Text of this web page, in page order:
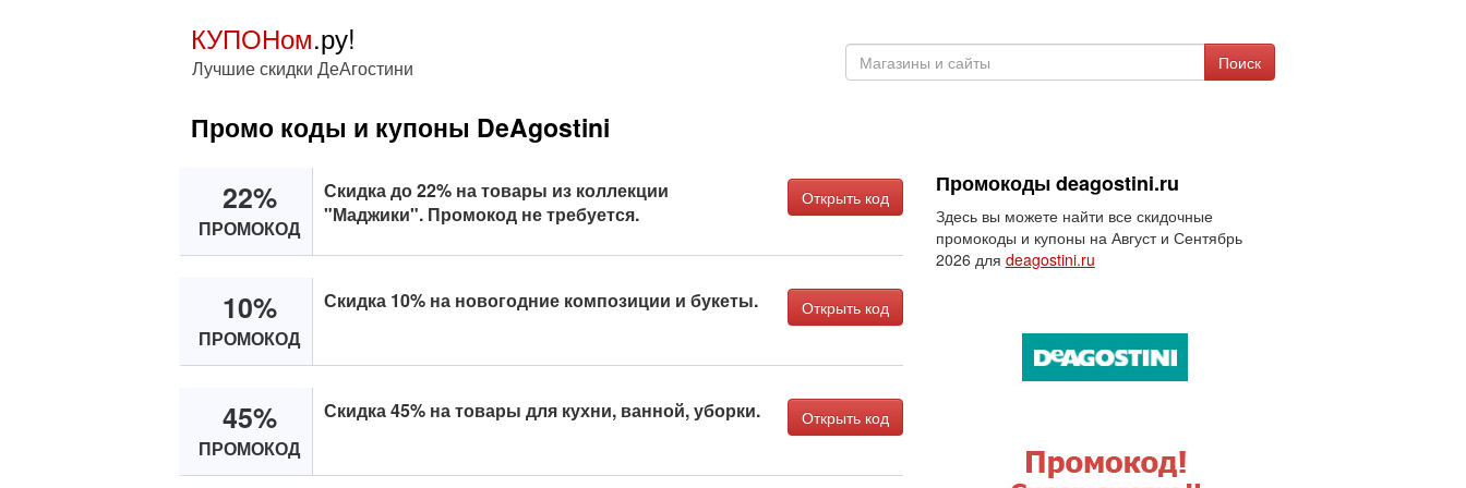
КУПОНом.ру!
Лучшие скидки ДеАгостини Поиск
Промо коды и купоны DeAgostini
22%
ПРОМОКОД
Скидка до 22% на товары из коллекции
"Маджики". Промокод не требуется.
Открыть код
10%
ПРОМОКОД
Скидка 10% на новогодние композиции и букеты. Открыть код
45%
ПРОМОКОД
Скидка 45% на товары для кухни, ванной, уборки. Открыть код
Промокоды deagostini.ru
Здесь вы можете найти все скидочные
промокоды и купоны на Август и Сентябрь
2026 для deagostini.ru